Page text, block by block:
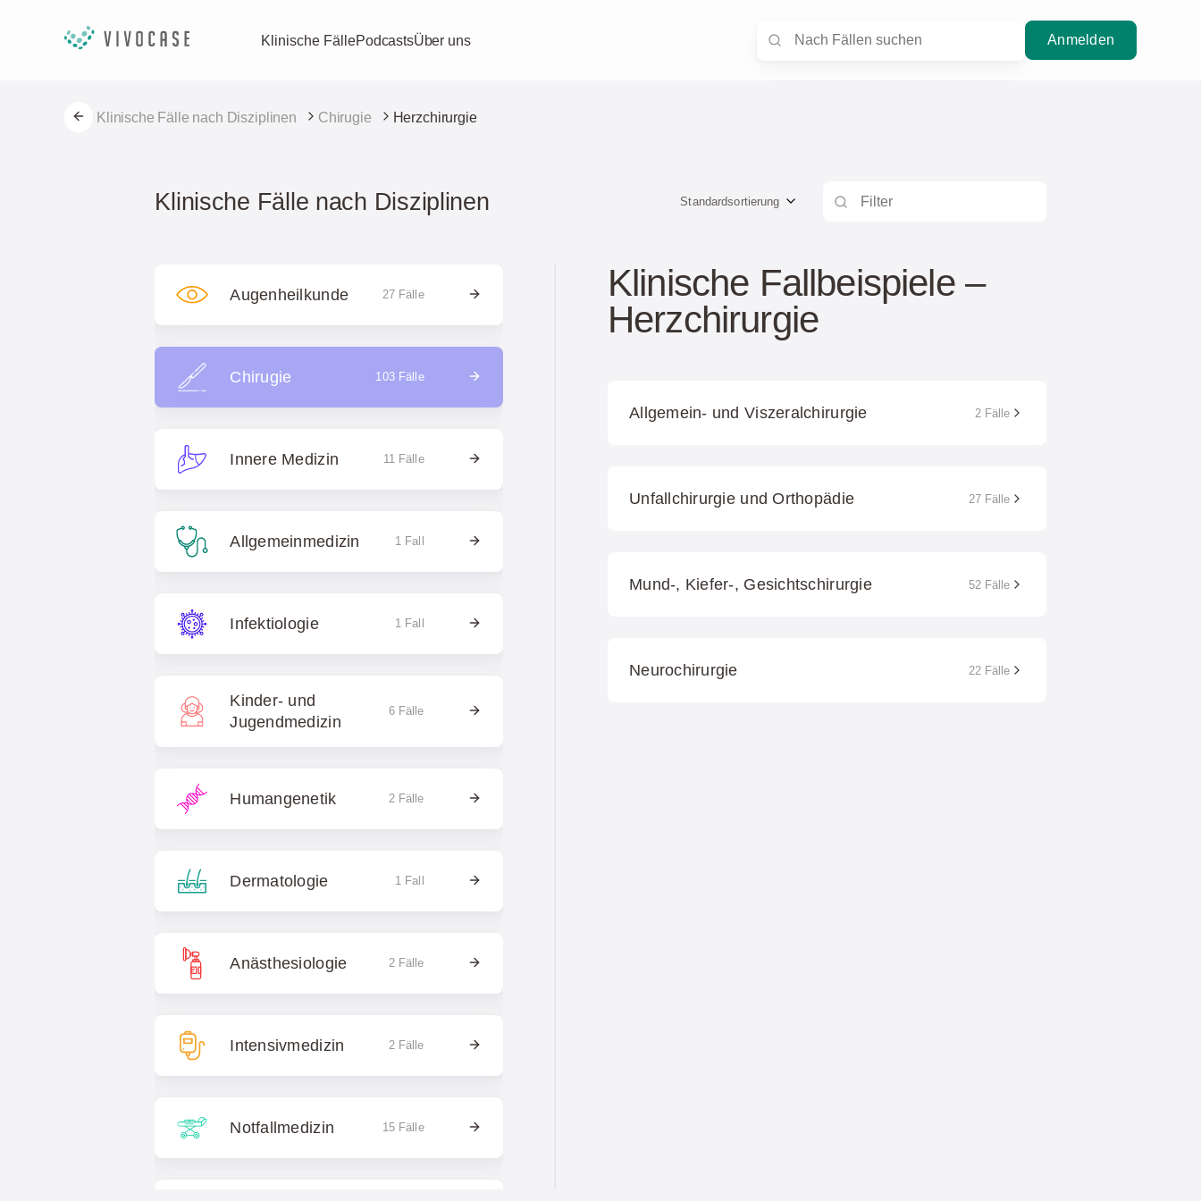
Klinische FällePodcastsÜber uns Anmelden
Klinische Fälle nach Disziplinen Chirugie Herzchirurgie
Klinische Fälle nach Disziplinen Standardsortierung
Augenheilkunde 27 Fälle
Chirugie 103 Fälle
Innere Medizin 11 Fälle
Allgemeinmedizin 1 Fall
Infektiologie 1 Fall
Kinder- und
Jugendmedizin
6 Fälle
Humangenetik 2 Fälle
Dermatologie 1 Fall
Anästhesiologie 2 Fälle
Intensivmedizin 2 Fälle
Notfallmedizin 15 Fälle
Klinische Fallbeispiele –
Herzchirurgie
Allgemein- und Viszeralchirurgie 2 Fälle
Unfallchirurgie und Orthopädie 27 Fälle
Mund-, Kiefer-, Gesichtschirurgie 52 Fälle
Neurochirurgie 22 Fälle